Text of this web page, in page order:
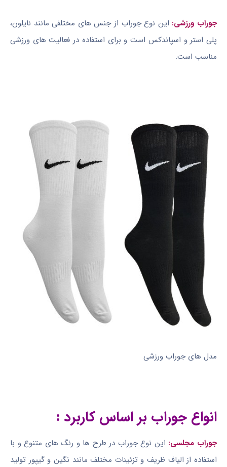
جوراب ورزشی: این نوع جوراب از جنس های مختلفی مانند نایلون،
پلی استر و اسپاندکس است و برای استفاده در فعالیت های ورزشی
مناسب است.
مدل های جوراب ورزشی
انواع جوراب بر اساس کاربرد :
جوراب مجلسی: این نوع جوراب در طرح ها و رنگ های متنوع و با
استفاده از الیاف ظریف و تزئینات مختلف مانند نگین و گیپور تولید